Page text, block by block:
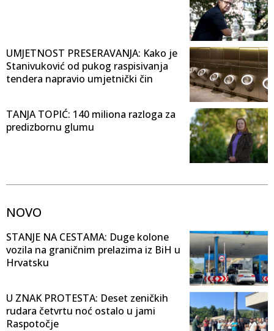
UMJETNOST PRESERAVANJA: Kako je
Stanivuković od pukog raspisivanja
tendera napravio umjetnički čin
TANJA TOPIĆ: 140 miliona razloga za
predizbornu glumu
NOVO
STANJE NA CESTAMA: Duge kolone
vozila na graničnim prelazima iz BiH u
Hrvatsku
U ZNAK PROTESTA: Deset zeničkih
rudara četvrtu noć ostalo u jami
Raspotočje